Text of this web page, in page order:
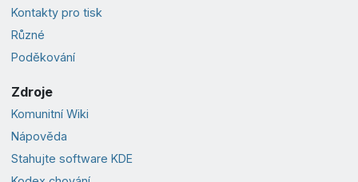
Kontakty pro tisk
Různé
Poděkování
Zdroje
Komunitní Wiki
Nápověda
Stahujte software KDE